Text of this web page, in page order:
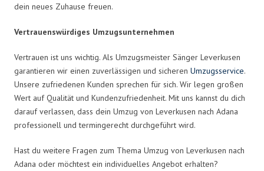
dein neues Zuhause freuen.
Vertrauenswürdiges Umzugsunternehmen
Vertrauen ist uns wichtig. Als Umzugsmeister Sänger Leverkusen
garantieren wir einen zuverlässigen und sicheren Umzugsservice.
Unsere zufriedenen Kunden sprechen für sich. Wir legen großen
Wert auf Qualität und Kundenzufriedenheit. Mit uns kannst du dich
darauf verlassen, dass dein Umzug von Leverkusen nach Adana
professionell und termingerecht durchgeführt wird.
Hast du weitere Fragen zum Thema Umzug von Leverkusen nach
Adana oder möchtest ein individuelles Angebot erhalten?